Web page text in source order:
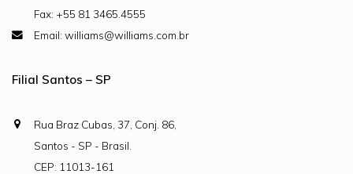
Fax: +55 81 3465.4555
Email: williams@williams.com.br
Filial Santos – SP
Rua Braz Cubas, 37, Conj. 86,
Santos - SP - Brasil.
CEP: 11013-161